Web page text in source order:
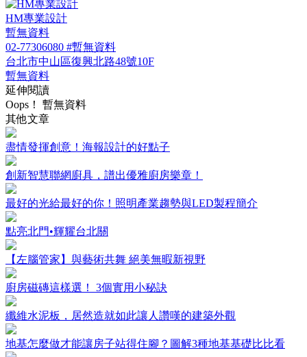
HM專業設計
暫無資料
02-77306080 #暫無資料
台北市中山區復興北路48號10F
暫無資料
延伸閱讀
Oops！ 暫無資料
其他文章
盡情發揮創意！海報設計的好點子
創新智慧聯網廚具，譜出優雅廚房樂章！
最好的光給最好的你！照明產業趨勢與LED製程簡介
點亮北門•輝耀台北關
【左腦管家】與藝術共舞 絕美無暇新視野
廚房磁磚這樣選！ 3個實用小秘訣
纖維水泥板，居然造就如此讓人讚嘆的建築外觀
地基怎麼做才能讓房子站得住腳？圖解3種地基基礎比比看